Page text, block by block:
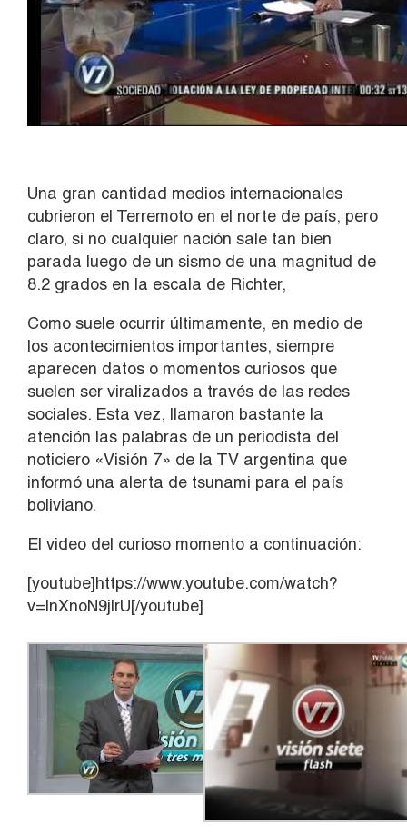
Una gran cantidad medios internacionales
cubrieron el Terremoto en el norte de país, pero
claro, si no cualquier nación sale tan bien
parada luego de un sismo de una magnitud de
8.2 grados en la escala de Richter,
Como suele ocurrir últimamente, en medio de
los acontecimientos importantes, siempre
aparecen datos o momentos curiosos que
suelen ser viralizados a través de las redes
sociales. Esta vez, llamaron bastante la
atención las palabras de un periodista del
noticiero «Visión 7» de la TV argentina que
informó una alerta de tsunami para el país
boliviano.
El video del curioso momento a continuación:
[youtube]https://www.youtube.com/watch?
v=lnXnoN9jlrU[/youtube]